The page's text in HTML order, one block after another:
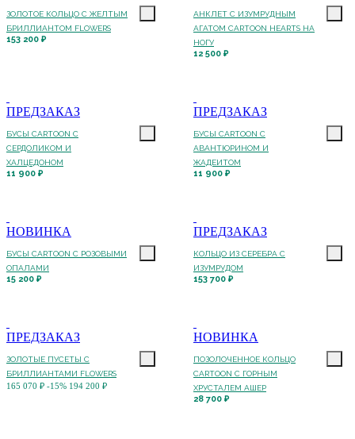
ЗОЛОТОЕ КОЛЬЦО С ЖЕЛТЫМ
БРИЛЛИАНТОМ FLOWERS
153 200 ₽
АНКЛЕТ С ИЗУМРУДНЫМ
АГАТОМ CARTOON HEARTS НА
НОГУ
12 500 ₽
ПРЕДЗАКАЗ
БУСЫ CARTOON С
СЕРДОЛИКОМ И
ХАЛЦЕДОНОМ
11 900 ₽
ПРЕДЗАКАЗ
БУСЫ CARTOON С
АВАНТЮРИНОМ И
ЖАДЕИТОМ
11 900 ₽
НОВИНКА
БУСЫ CARTOON С РОЗОВЫМИ
ОПАЛАМИ
15 200 ₽
ПРЕДЗАКАЗ
КОЛЬЦО ИЗ СЕРЕБРА С
ИЗУМРУДОМ
153 700 ₽
ПРЕДЗАКАЗ
ЗОЛОТЫЕ ПУСЕТЫ С
БРИЛЛИАНТАМИ FLOWERS
165 070 ₽ -15% 194 200 ₽
НОВИНКА
ПОЗОЛОЧЕННОЕ КОЛЬЦО
CARTOON C ГОРНЫМ
ХРУСТАЛЕМ АШЕР
28 700 ₽